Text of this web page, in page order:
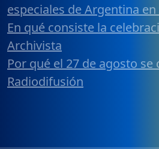
especiales de Argentina
En qué consiste la
Archivista
Por qué el 27 de agosto se
Radiodifusión